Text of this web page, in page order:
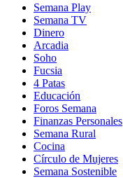
Semana Play
Semana TV
Dinero
Arcadia
Soho
in
new
window
Fucsia
in
new
window
4 Patas
Educación
Foros Semana
Finanzas Personales
Semana Rural
Cocina
Círculo de Mujeres
Semana Sostenible